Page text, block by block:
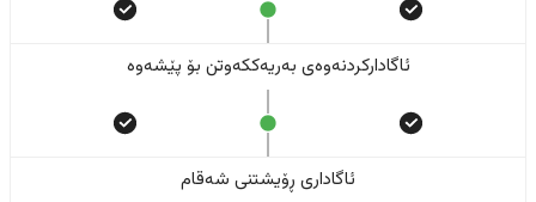
ئاگادارکردنەوەی بەریەککەوتن بۆ پێشەوە
ئاگاداری ڕۆیشتنی شەقام